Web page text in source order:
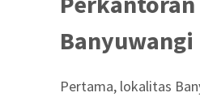
Banyuwangi
Pertama, lokalitas